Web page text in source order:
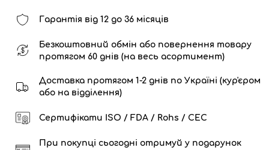
Гарантія від 12 до 36 місяців
Безкоштовний обмін або повернення товару
протягом 60 днів (на весь асортимент)
Доставка протягом 1-2 днів по Україні (кур'єром
або на відділення)
Сертифікати ISO / FDA / Rohs / CEC
При покупці сьогодні отримуй у подарунок